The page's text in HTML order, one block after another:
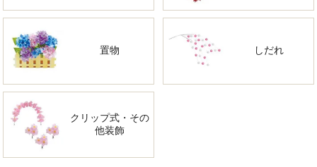
置物 しだれ
クリップ式・その
他装飾